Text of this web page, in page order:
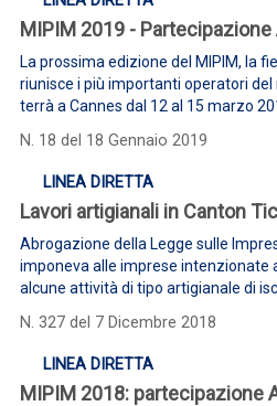
MIPIM 2019 - Partecipazione
La prossima edizione del MIPIM, la
riunisce i più importanti operatori
terrà a Cannes dal 12 al 15 marzo
N. 18 del 18 Gennaio 2019
LINEA DIRETTA
Lavori artigianali in Canton
Abrogazione della Legge sulle
imponeva alle imprese intenzionate
alcune attività di tipo artigianale di
N. 327 del 7 Dicembre 2018
LINEA DIRETTA
MIPIM 2018: partecipazione